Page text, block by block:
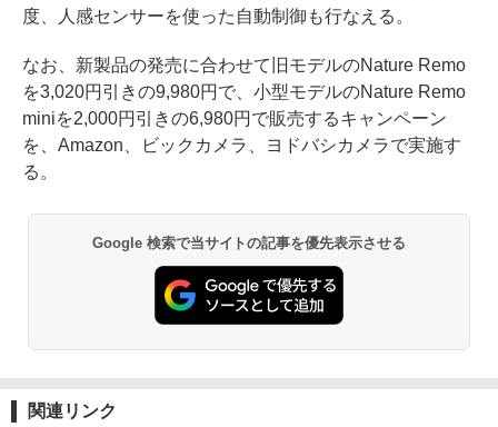
度、人感センサーを使った自動制御も行なえる。
なお、新製品の発売に合わせて旧モデルのNature Remo
を3,020円引きの9,980円で、小型モデルのNature Remo
miniを2,000円引きの6,980円で販売するキャンペーン
を、Amazon、ビックカメラ、ヨドバシカメラで実施す
る。
Google 検索で当サイトの記事を優先表示させる
関連リンク